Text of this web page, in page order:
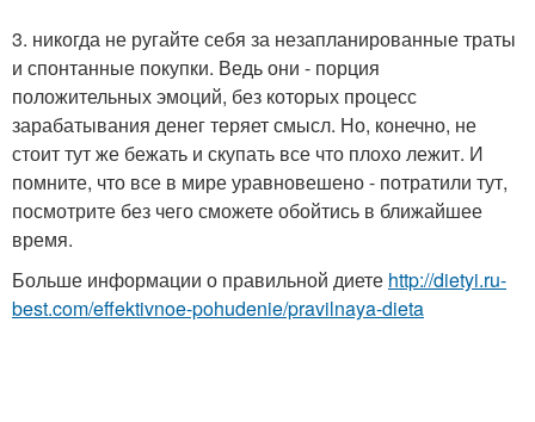
3. никогда не ругайте себя за незапланированные траты
и спонтанные покупки. Ведь они - порция
положительных эмоций, без которых процесс
зарабатывания денег теряет смысл. Но, конечно, не
стоит тут же бежать и скупать все что плохо лежит. И
помните, что все в мире уравновешено - потратили тут,
посмотрите без чего сможете обойтись в ближайшее
время.
Больше информации о правильной диете http://dietyi.ru-
best.com/effektivnoe-pohudenie/pravilnaya-dieta